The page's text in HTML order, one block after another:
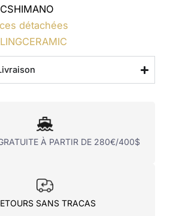
détachées
À PARTIR DE 280€/400$
SANS TRACAS